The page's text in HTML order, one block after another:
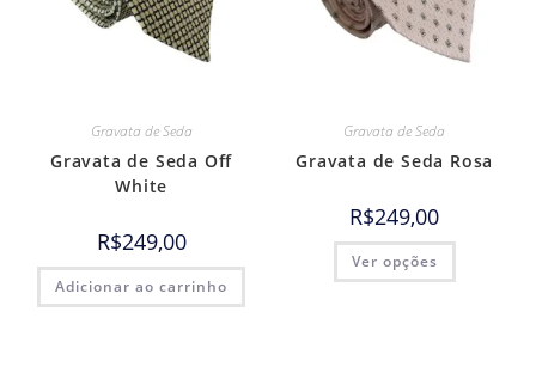
Gravata de Seda
Gravata de Seda Off
White
R$249,00
Adicionar ao carrinho
Gravata de Seda
Gravata de Seda Rosa
R$249,00
Ver opções